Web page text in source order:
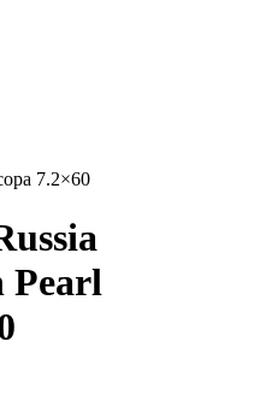
7.2×60
Pearl